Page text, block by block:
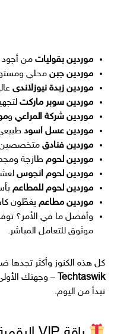
موردين بقوليات من أجود
موردين جبن محلي
موردين زبدة نيوزلاندى
موردين سوبر ماركت
موردين شركة المراعي و
موردين عسل اسود
موردين فنادق متخصصين
موردين لحوم طازجة
موردين لحوم انجوس
موردين لحوم للمطاعم
موردين مطاعم يغطّون
وأفضل ما في الأمر؟
موثوق للتعامل المباشر.
كل هذه الكنوز وأكثر تجدها
Techtaswik – وجهتك
تبدأ من اليوم.